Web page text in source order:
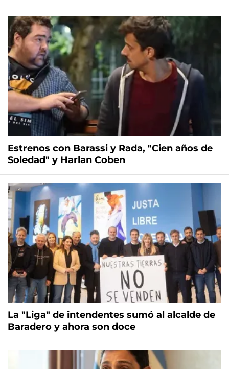
Estrenos con Barassi y Rada, "Cien años de
Soledad" y Harlan Coben
La "Liga" de intendentes sumó al alcalde de
Baradero y ahora son doce